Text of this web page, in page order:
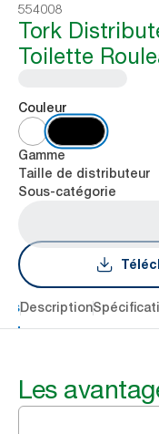
554008
Tork
Toilette
Couleur
Gamme
Taille de distributeur
Sous-catégorie
Description
Les